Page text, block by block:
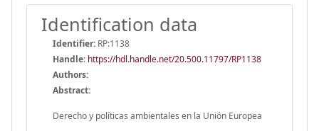
Identification data
Identifier: RP:1138
Handle: https://hdl.handle.net/20.500.11797/RP1138
Authors:
Abstract:
Derecho y políticas ambientales en la Unión Europea